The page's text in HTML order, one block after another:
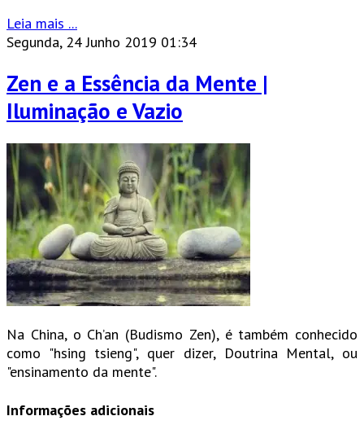
Leia mais ...
Segunda, 24 Junho 2019 01:34
Zen e a Essência da Mente |
Iluminação e Vazio
Na China, o Ch’an (Budismo Zen), é também conhecido
como "hsing tsieng", quer dizer, Doutrina Mental, ou
"ensinamento da mente".
Informações adicionais